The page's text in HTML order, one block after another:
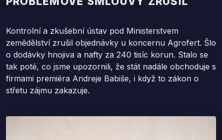
Kontrolní a zkušební ústav pod Ministerstvem
zemědělství zrušil objednávky u koncernu Agrofert. Šlo
o dodávky hnojiva a nafty za 240 tisíc korun. Stalo se
tak poté, co jsme upozornili, že stát nadále obchoduje s
firmami premiéra Andreje Babiše, i když to zákon o
střetu zájmu zakazuje.